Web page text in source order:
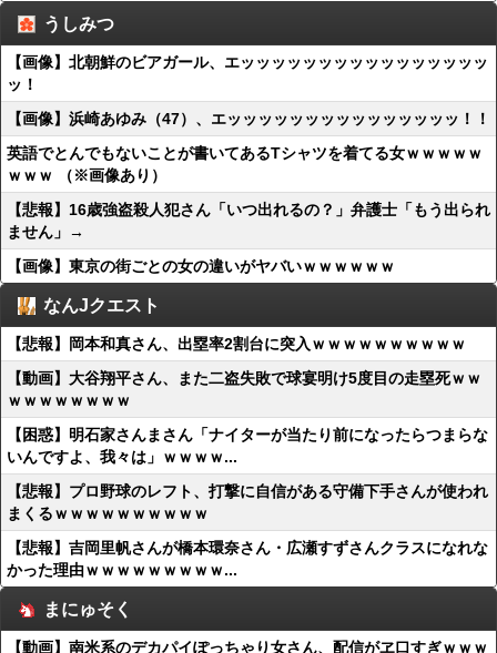
うしみつ
【画像】北朝鮮のビアガール、エッッッッッッッッッッッッッッッッ
ッ！
【画像】浜崎あゆみ（47）、エッッッッッッッッッッッッッッッ！！
英語でとんでもないことが書いてあるTシャツを着てる女ｗｗｗｗｗ
ｗｗｗ （※画像あり）
【悲報】16歳強盗殺人犯さん「いつ出れるの？」弁護士「もう出られ
ません」→
【画像】東京の街ごとの女の違いがヤバいｗｗｗｗｗｗ
なんJクエスト
【悲報】岡本和真さん、出塁率2割台に突入ｗｗｗｗｗｗｗｗｗｗ
【動画】大谷翔平さん、また二盗失敗で球宴明け5度目の走塁死ｗｗ
ｗｗｗｗｗｗｗｗ
【困惑】明石家さんまさん「ナイターが当たり前になったらつまらな
いんですよ、我々は」ｗｗｗｗ...
【悲報】プロ野球のレフト、打撃に自信がある守備下手さんが使われ
まくるｗｗｗｗｗｗｗｗｗｗ
【悲報】吉岡里帆さんが橋本環奈さん・広瀬すずさんクラスになれな
かった理由ｗｗｗｗｗｗｗｗｗ...
まにゅそく
【動画】南米系のデカパイぽっちゃり女さん、配信がヱ口すぎｗｗｗ